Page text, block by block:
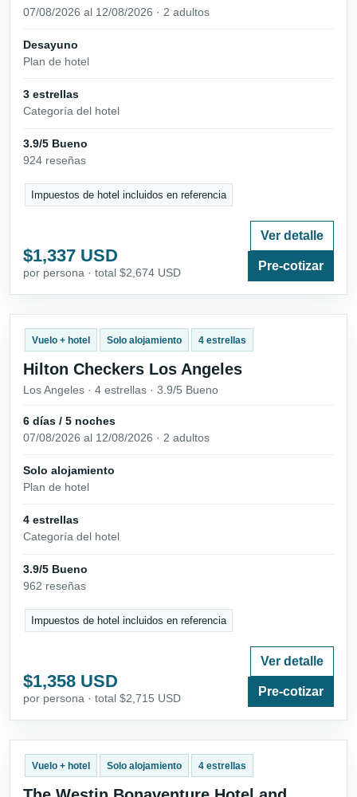
07/08/2026 al 12/08/2026 · 2 adultos
Desayuno
Plan de hotel
3 estrellas
Categoría del hotel
3.9/5 Bueno
924 reseñas
Impuestos de hotel incluidos en referencia
$1,337 USD
por persona · total $2,674 USD
Ver detalle
Pre-cotizar
Vuelo + hotel Solo alojamiento 4 estrellas
Hilton Checkers Los Angeles
Los Angeles · 4 estrellas · 3.9/5 Bueno
6 días / 5 noches
07/08/2026 al 12/08/2026 · 2 adultos
Solo alojamiento
Plan de hotel
4 estrellas
Categoría del hotel
3.9/5 Bueno
962 reseñas
Impuestos de hotel incluidos en referencia
$1,358 USD
por persona · total $2,715 USD
Ver detalle
Pre-cotizar
Vuelo + hotel Solo alojamiento 4 estrellas